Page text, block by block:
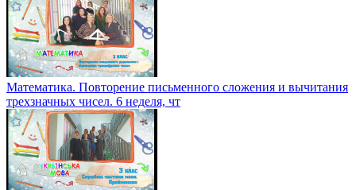
Математика. Повторение письменного сложения и вычитания
трехзначных чисел. 6 неделя, чт